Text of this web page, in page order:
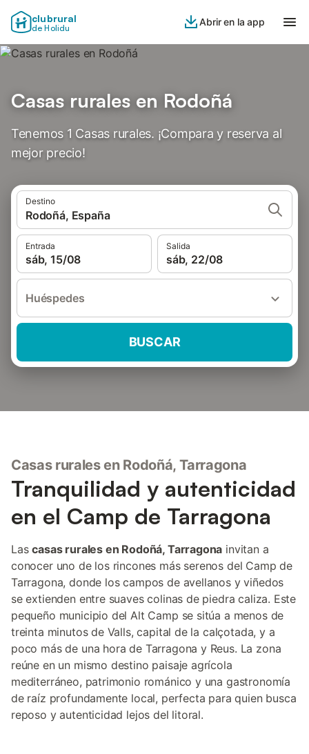
clubrural
de Holidu
Abrir en la app
Casas rurales en Rodoñá
Tenemos 1 Casas rurales. ¡Compara y reserva al
mejor precio!
Destino
Rodoñá, España
Entrada
sáb, 15/08
Salida
sáb, 22/08
Huéspedes
BUSCAR
Casas rurales en Rodoñá, Tarragona
Tranquilidad y autenticidad
en el Camp de Tarragona
Lascasas rurales en Rodoñá, Tarragona invitan a
conocer uno de los rincones más serenos del Camp de
Tarragona, donde los campos de avellanos y viñedos
se extienden entre suaves colinas de piedra caliza. Este
pequeño municipio del Alt Camp se sitúa a menos de
treinta minutos de Valls, capital de la calçotada, y a
poco más de una hora de Tarragona y Reus. La zona
reúne en un mismo destino paisaje agrícola
mediterráneo, patrimonio románico y una gastronomía
de raíz profundamente local, perfecta para quien busca
reposo y autenticidad lejos del litoral.